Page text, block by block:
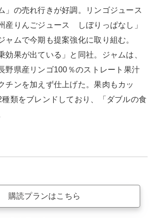
」の売れ行きが好調。リンゴジュース
産りんごジュース しぼりっぱなし」
ャムで今期も提案強化に取り組む。
効果が出ている」と同社。ジャムは、
野県産リンゴ100％のストレート果汁
チンを加えず仕上げた。果肉もカッ
種類をブレンドしており、「ダブルの食
購読プランはこちら